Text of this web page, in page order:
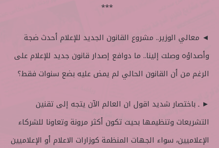
***
◄ معالي الوزير.. مشروع القانون الجديد للإعلام أحدث ضجة
وأصداؤه وصلت إلينا.. ما دوافع إصدار قانون جديد للإعلام على
الرغم من أن القانون الحالي لم يمض عليه بضع سنوات فقط؟
► ـ باختصار شديد اقول ان العالم الآن يتجه إلى تقنين
التشريعات وتنظيمها بحيث تكون أكثر مرونة وتعاونا للشركاء
الإعلاميين، سواء الجهات المنظمة كوزارات الاعلام أو الإعلاميين